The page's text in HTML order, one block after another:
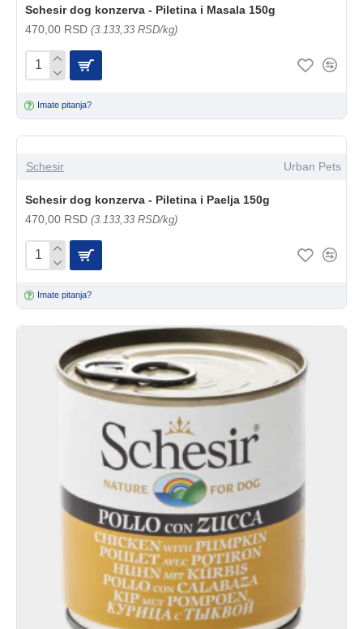
Schesir dog konzerva - Piletina i Masala 150g
470,00 RSD (3.133,33 RSD/kg)
Imate pitanja?
Schesir Urban Pets
Schesir dog konzerva - Piletina i Paelja 150g
470,00 RSD (3.133,33 RSD/kg)
Imate pitanja?